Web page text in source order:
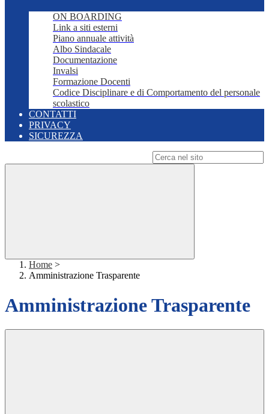
ON BOARDING
Link a siti esterni
Piano annuale attività
Albo Sindacale
Documentazione
Invalsi
Formazione Docenti
Codice Disciplinare e di Comportamento del personale
scolastico
CONTATTI
PRIVACY
SICUREZZA
Home >
Amministrazione Trasparente
Amministrazione Trasparente